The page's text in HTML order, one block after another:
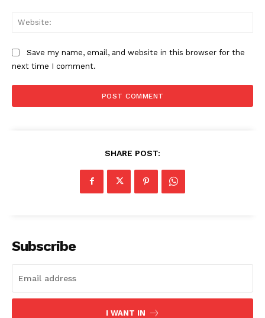
Save my name, email, and website in this browser for the
next time I comment.
SHARE POST:
Subscribe
I WANT IN